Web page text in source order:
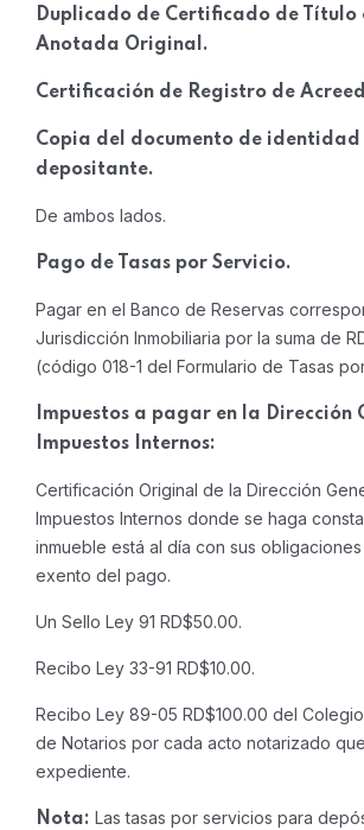
Duplicado de Certificado de Título
Anotada Original.
Certificación de Registro de
Copia del documento de identidad
depositante.
De ambos lados.
Pago de Tasas por Servicio.
Pagar en el Banco de Reservas
Jurisdicción Inmobiliaria por la suma de
(código 018-1 del Formulario de Tasas
Impuestos a pagar en la Dirección
Impuestos Internos:
Certificación Original de la Dirección
Impuestos Internos donde se haga
inmueble está al día con sus
exento del pago.
Un Sello Ley 91 RD$50.00.
Recibo Ley 33-91 RD$10.00.
Recibo Ley 89-05 RD$100.00 del
de Notarios por cada acto notarizado
expediente.
Nota: Las tasas por servicios para